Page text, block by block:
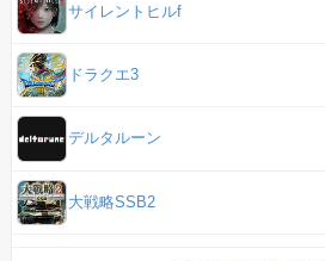
サイレントヒルf
ドラクエ3
デルタルーン
大戦略SSB2